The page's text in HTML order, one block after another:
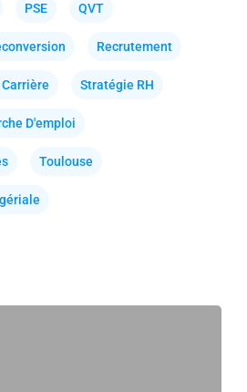
PSE QVT
Recrutement
Stratégie RH
D'emploi
Toulouse